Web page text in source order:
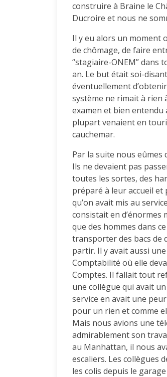
construire à Braine le
Ducroire et nous ne
Il y eu alors un moment
de chômage, de faire
“stagiaire-ONEM” dans
an. Le but était soi-
éventuellement
système ne rimait à rien
examen et bien
plupart venaient en
cauchemar.
Par la suite nous
Ils ne devaient pas
toutes les sortes, des
préparé à leur accueil et
qu’on avait mis au
consistait en d’énormes
que des hommes dans
transporter des bacs de
partir. Il y avait aussi
Comptabilité où elle
Comptes. Il fallait tout
une collègue qui avait
service en avait une
pour un rien et comme
Mais nous avions une
admirablement son
au Manhattan, il nous
escaliers. Les collègues
les colis depuis le